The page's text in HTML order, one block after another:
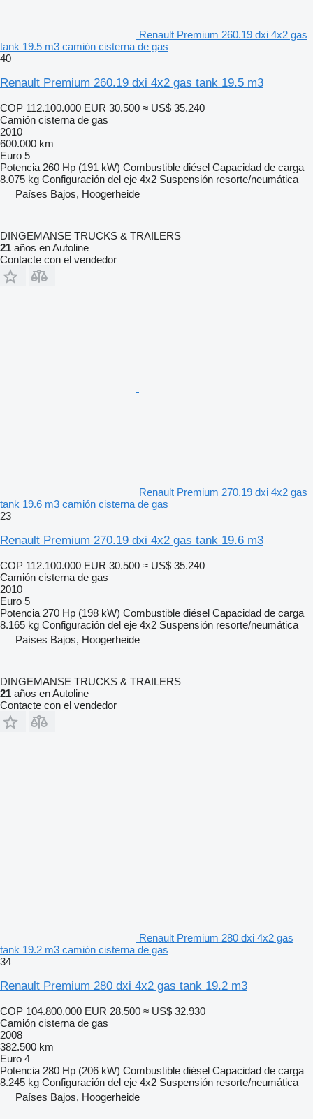
Renault Premium 260.19 dxi 4x2 gas
tank 19.5 m3 camión cisterna de gas
40
Renault Premium 260.19 dxi 4x2 gas tank 19.5 m3
COP 112.100.000 EUR 30.500 ≈ US$ 35.240
Camión cisterna de gas
2010
600.000 km
Euro 5
Potencia 260 Hp (191 kW) Combustible diésel Capacidad de carga
8.075 kg Configuración del eje 4x2 Suspensión resorte/neumática
Países Bajos, Hoogerheide
DINGEMANSE TRUCKS & TRAILERS
21 años en Autoline
Contacte con el vendedor
Renault Premium 270.19 dxi 4x2 gas
tank 19.6 m3 camión cisterna de gas
23
Renault Premium 270.19 dxi 4x2 gas tank 19.6 m3
COP 112.100.000 EUR 30.500 ≈ US$ 35.240
Camión cisterna de gas
2010
Euro 5
Potencia 270 Hp (198 kW) Combustible diésel Capacidad de carga
8.165 kg Configuración del eje 4x2 Suspensión resorte/neumática
Países Bajos, Hoogerheide
DINGEMANSE TRUCKS & TRAILERS
21 años en Autoline
Contacte con el vendedor
Renault Premium 280 dxi 4x2 gas
tank 19.2 m3 camión cisterna de gas
34
Renault Premium 280 dxi 4x2 gas tank 19.2 m3
COP 104.800.000 EUR 28.500 ≈ US$ 32.930
Camión cisterna de gas
2008
382.500 km
Euro 4
Potencia 280 Hp (206 kW) Combustible diésel Capacidad de carga
8.245 kg Configuración del eje 4x2 Suspensión resorte/neumática
Países Bajos, Hoogerheide